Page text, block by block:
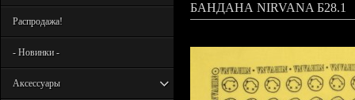
Распродажа!
- Новинки -
Аксессуары
БАНДАНА NIRVANA Б28.1